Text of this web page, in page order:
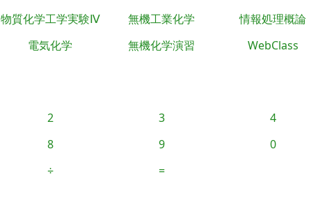
物質化学工学実験Ⅳ 無機工業化学 情報処理概論
電気化学 無機化学演習 WebClass
2 3 4
8 9 0
÷ =